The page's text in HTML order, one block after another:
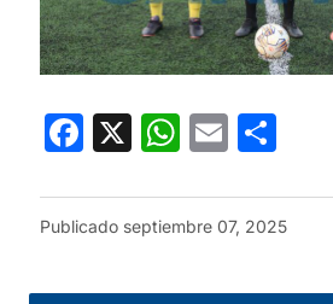
Facebook
X Email
Publicado septiembre 07, 2025